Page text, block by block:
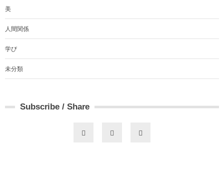
美
人間関係
学び
未分類
Subscribe / Share